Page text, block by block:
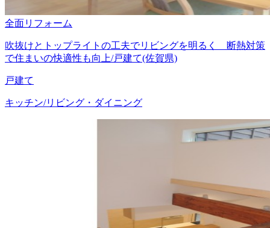
全面リフォーム
吹抜けとトップライトの工夫でリビングを明るく 断熱対策
で住まいの快適性も向上/戸建て(佐賀県)
戸建て
キッチン/リビング・ダイニング